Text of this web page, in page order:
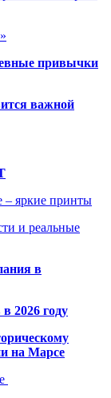
привычки
важной
– яркие принты
и реальные
в
2026 году
на Марсе